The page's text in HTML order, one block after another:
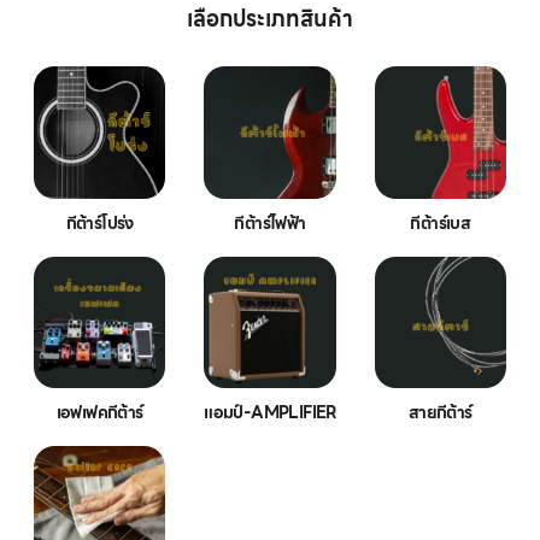
เลือกประเภทสินค้า
กีต้าร์โปร่ง กีต้าร์ไฟฟ้า กีต้าร์เบส
เอฟเฟคกีต้าร์ แอมป์-AMPLIFIER สายกีต้าร์